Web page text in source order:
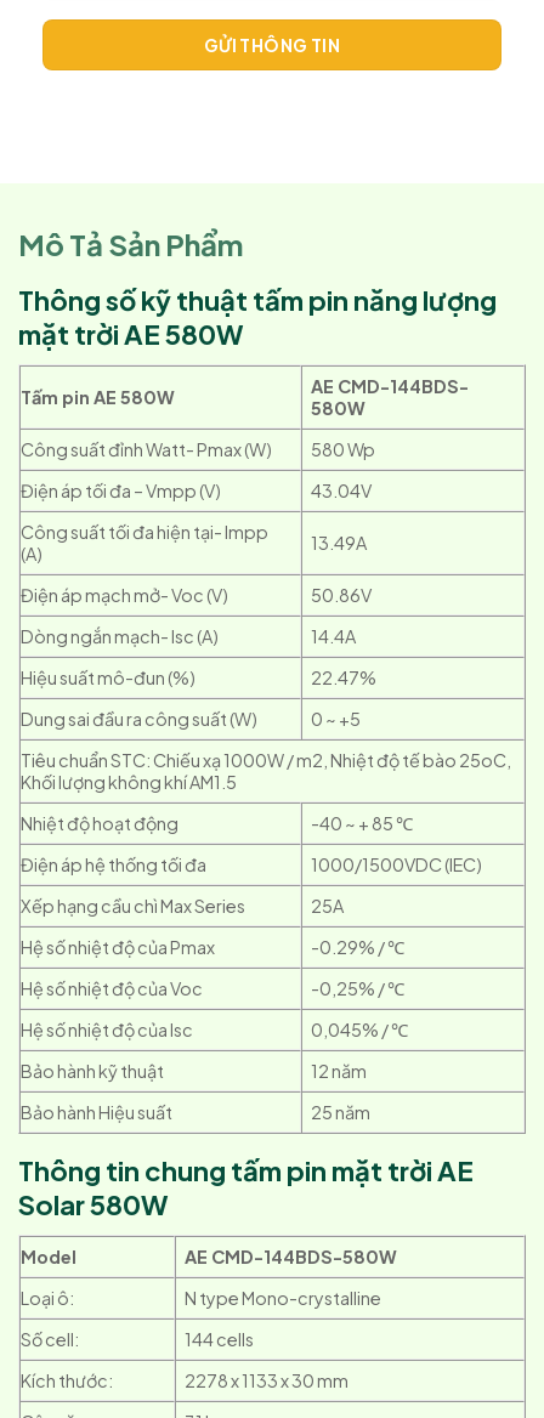
GỬI THÔNG TIN
Mô Tả Sản Phẩm
Thông số kỹ thuật tấm pin năng lượng
mặt trời AE 580W
Tấm pin AE 580W
AE CMD-144BDS-
580W
Công suất đỉnh Watt- Pmax (W)
580 Wp
Điện áp tối đa – Vmpp (V)
43.04V
Công suất tối đa hiện tại- Impp
(A)
13.49A
Điện áp mạch mở- Voc (V)
50.86V
Dòng ngắn mạch- Isc (A)
14.4A
Hiệu suất mô-đun (%)
22.47%
Dung sai đầu ra công suất (W)
0 ~ +5
Tiêu chuẩn STC: Chiếu xạ 1000W / m2, Nhiệt độ tế bào 25oC,
Khối lượng không khí AM1.5
Nhiệt độ hoạt động
-40 ~ + 85 ℃
Điện áp hệ thống tối đa
1000/1500VDC (IEC)
Xếp hạng cầu chì Max Series
25A
Hệ số nhiệt độ của Pmax
-0.29% / ℃
Hệ số nhiệt độ của Voc
-0,25% / ℃
Hệ số nhiệt độ của Isc
0,045% / ℃
Bảo hành kỹ thuật
12 năm
Bảo hành Hiệu suất
25 năm
Thông tin chung tấm pin mặt trời AE
Solar 580W
Model
AE CMD-144BDS-580W
Loại ô:
N type Mono-crystalline
Số cell:
144 cells
Kích thước:
2278 x 1133 x 30 mm